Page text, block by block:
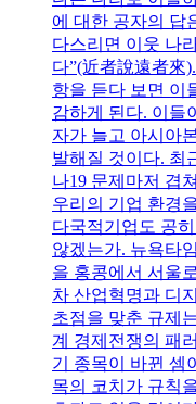
에 대한 공자의 답
다스리면 이웃 나
다”(近者說遠者來
항을 듣다 보면 이
감하게 된다. 이들
자가 늘고 아시아
발해질 것이다. 최
나19 문제마저 겹
우리의 기업 환경
다국적기업도 공
않겠는가. 뉴욕타
을 홍콩에서 서울
차 산업혁명과 디
초점을 맞춘 규제
계 경제전쟁의 패
기 종목이 바뀐 셈
목의 코치가 규칙